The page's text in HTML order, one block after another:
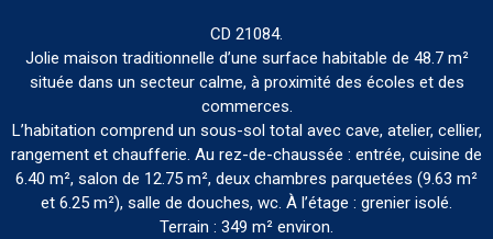
CD 21084.
Jolie maison traditionnelle d’une surface habitable de 48.7 m²
située dans un secteur calme, à proximité des écoles et des
commerces.
L’habitation comprend un sous-sol total avec cave, atelier, cellier,
rangement et chaufferie. Au rez-de-chaussée : entrée, cuisine de
6.40 m², salon de 12.75 m², deux chambres parquetées (9.63 m²
et 6.25 m²), salle de douches, wc. À l’étage : grenier isolé.
Terrain : 349 m² environ.